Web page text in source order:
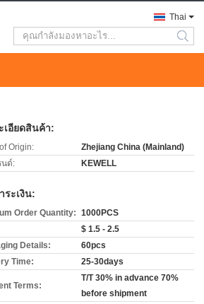
Thai
search
เอียดสินค้า:
Origin:
Zhejiang China (Mainland)
นด์:
KEWELL
ระเงิน:
Order Quantity: 1000PCS
$ 1.5 - 2.5
Details:
60pcs
Time:
25-30days
Terms:
T/T 30% in advance 70%
before shipment